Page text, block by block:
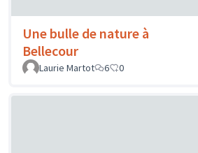
Une bulle de nature à
Bellecour
Laurie Martot
6 0